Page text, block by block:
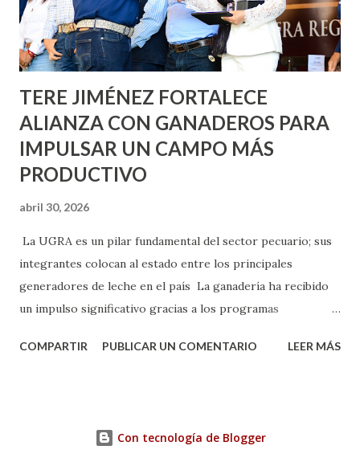
Asunción, Avenida Alameda y Decreto 27 de Septiembre, en
los edificios FOVISSSTE Ojo de Agua, en la comunidad
Norias de Paso Hondo y en los edificios de...
TERE JIMÉNEZ FORTALECE
ALIANZA CON GANADEROS PARA
IMPULSAR UN CAMPO MÁS
PRODUCTIVO
abril 30, 2026
La UGRA es un pilar fundamental del sector pecuario; sus
integrantes colocan al estado entre los principales
generadores de leche en el país La ganadería ha recibido
un impulso significativo gracias a los programas
muestra de su respaldo firme y decidido al campo, la
compromiso de trabajar de la mano con los productores
COMPARTIR PUBLICAR UN COMENTARIO LEER MÁS
Con tecnología de Blogger